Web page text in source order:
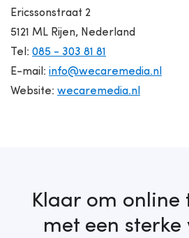
Ericssonstraat 2
5121 ML Rijen, Nederland
Tel: 085 - 303 81 81
E-mail: info@wecaremedia.nl
Website: wecaremedia.nl
Klaar om online
met een sterke